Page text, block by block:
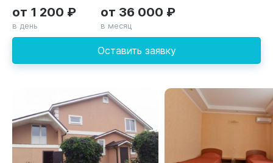
Оставить заявку
от 1 200 ₽
в день
от 36 000 ₽
в месяц